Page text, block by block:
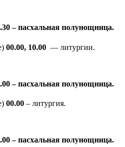
– пасхальная полунощница.
00.00, 10.00 — литургии.
– пасхальная полунощница.
00.00 – литургия.
– пасхальная полунощница.